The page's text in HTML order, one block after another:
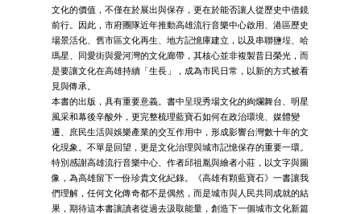
文化的價值，不僅在於展出與保存，更在於能否讓人從歷史中借鏡
前行。因此，市府團隊近年推動高雄流行音樂中心啟用、港區歷史
場景活化、舊市區文化再生、地方記憶庫建立，以及串聯鹽埕、哈
瑪星、同愛街與愛河灣的文化廊帶，其核心並非複製昔日榮光，而
是要讓文化在高雄持續「生長」，成為市民日常，以新的方式被看
見與傳承。
本書的出版，具有重要意義。書中呈現秀場文化的絢爛舞台、明星
風采和幕後辛酸外，更完整梳理藍寶石如何在政治環境、媒體變
遷、庶民生活與娛樂產業的交互作用中，形成影響台灣數十年的文
化現象。不單是回望，更是文化治理與城市記憶保存的重要一環。
特別感謝高雄流行音樂中心、作者邱祖胤與繪者小莊，以文字與圖
像，為高雄留下一份珍貴文化紀錄。《高雄有顆藍寶石》一書讓我
們理解，任何文化傳奇都不是偶然，而是城市與人民共同成就的結
果，期待這本書讓讀者從過去汲取能量，創造下一個城市文化新篇